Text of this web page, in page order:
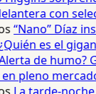
con
“Nano” Díaz
es el
de humo?
pleno
La tarde-